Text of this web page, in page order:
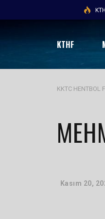
KTHF
KKTC HENTBOL
Kasım 20,